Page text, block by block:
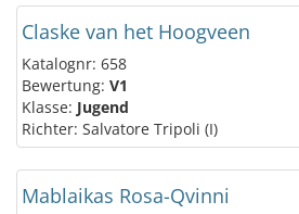
Claske van het Hoogveen
Katalognr: 658
Bewertung: V1
Klasse: Jugend
Richter: Salvatore Tripoli (I)
Mablaikas Rosa-Qvinni